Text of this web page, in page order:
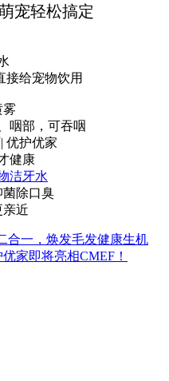
宠轻松搞定
接给宠物饮用
雾
咽部，可吞咽
健康
洁牙水
菌除口臭
亲近
合一，焕发毛发健康生机
家即将亮相CMEF！